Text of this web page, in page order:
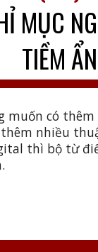
MỤC
TIỀM ẨN
muốn có
nhiều
thì bộ từ